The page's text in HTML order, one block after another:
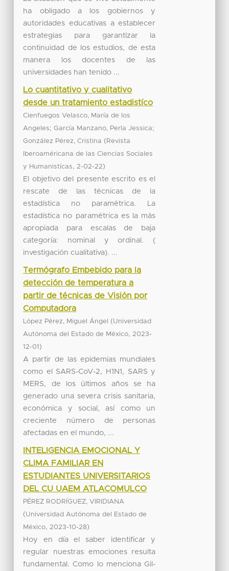
ha obligado a los gobiernos y
autoridades educativas a establecer
estrategias para garantizar la
continuidad de los estudios, de esta
manera los docentes de las
universidades han tenido ...
Lo cuantitativo y cualitativo
desde un tratamiento estadistíco
Cienfuegos Velasco, María de los
Angeles;García Manzano, Perla Jessica;
González Pérez, Cristina ( Revista
Iberoaméricana de las Ciencias Sociales
y Humanistícas, 2-02-22)
El objetivo del presente escrito es el
rescate de las técnicas de la
estadística no paramétrica. La
estadística no paramétrica es la más
apropiada para escalas de baja
categoría: nominal y ordinal. (
investigación cualitativa). ...
Termógrafo Embebido para la
detección de temperatura a
partir de técnicas de Visión por
Computadora
López Pérez, Miguel Ángel (Universidad
Autónoma del Estado de México, 2023-
12-01 )
A partir de las epidemias mundiales
como el SARS-CoV-2, H1N1, SARS y
MERS, de los últimos años se ha
generado una severa crisis sanitaria,
económica y social, así como un
creciente número de personas
afectadas en el mundo, ...
INTELIGENCIA EMOCIONAL Y
CLIMA FAMILIAR EN
ESTUDIANTES UNIVERSITARIOS
DEL CU UAEM ATLACOMULCO
PÉREZ RODRÍGUEZ, VIRIDIANA
(Universidad Autónoma del Estado de
México, 2023-10-28)
Hoy en día el saber identificar y
regular nuestras emociones resulta
fundamental. Como lo menciona Gil-